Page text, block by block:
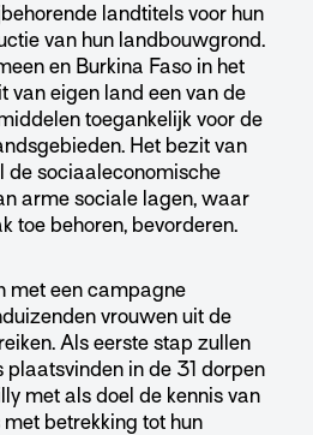
landtitels voor hun
van hun landbouwgrond.
en Burkina Faso in het
van eigen land een van de
toegankelijk voor de
Het bezit van
de sociaaleconomische
arme sociale lagen, waar
toe behoren, bevorderen.
met een campagne
vrouwen uit de
Als eerste stap zullen
plaatsvinden in de 31 dorpen
met als doel de kennis van
betrekking tot hun